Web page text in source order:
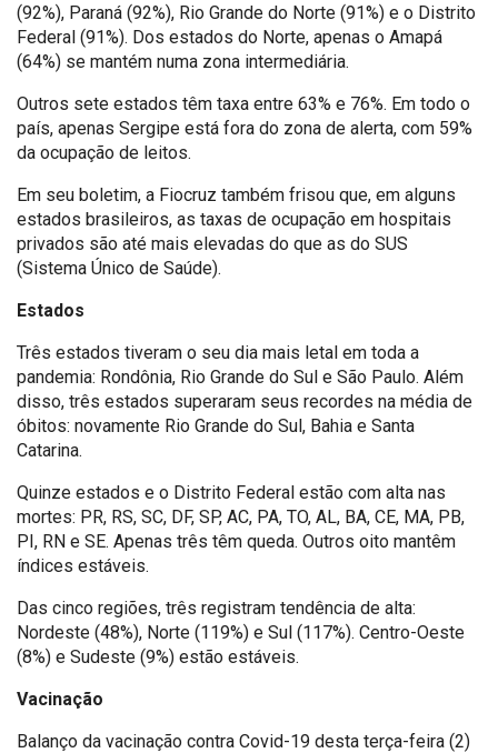
(92%), Paraná (92%), Rio Grande do Norte (91%) e o Distrito
Federal (91%). Dos estados do Norte, apenas o Amapá
(64%) se mantém numa zona intermediária.
Outros sete estados têm taxa entre 63% e 76%. Em todo o
país, apenas Sergipe está fora do zona de alerta, com 59%
da ocupação de leitos.
Em seu boletim, a Fiocruz também frisou que, em alguns
estados brasileiros, as taxas de ocupação em hospitais
privados são até mais elevadas do que as do SUS
(Sistema Único de Saúde).
Estados
Três estados tiveram o seu dia mais letal em toda a
pandemia: Rondônia, Rio Grande do Sul e São Paulo. Além
disso, três estados superaram seus recordes na média de
óbitos: novamente Rio Grande do Sul, Bahia e Santa
Catarina.
Quinze estados e o Distrito Federal estão com alta nas
mortes: PR, RS, SC, DF, SP, AC, PA, TO, AL, BA, CE, MA, PB,
PI, RN e SE. Apenas três têm queda. Outros oito mantêm
índices estáveis.
Das cinco regiões, três registram tendência de alta:
Nordeste (48%), Norte (119%) e Sul (117%). Centro-Oeste
(8%) e Sudeste (9%) estão estáveis.
Vacinação
Balanço da vacinação contra Covid-19 desta terça-feira (2)